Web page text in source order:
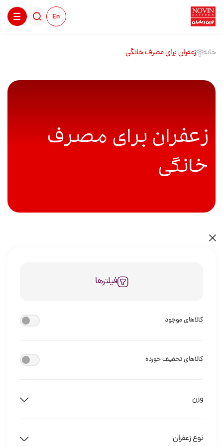
En
خانه زعفران برای مصرف خانگی
زعفران برای مصرف
خانگی
فیلترها
کالاهای موجود
کالاهای تخفیف خورده
وزن
نوع زعفران